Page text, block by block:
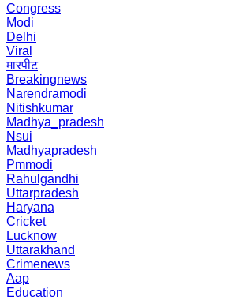
Congress
Modi
Delhi
Viral
मारपीट
Breakingnews
Narendramodi
Nitishkumar
Madhya_pradesh
Nsui
Madhyapradesh
Pmmodi
Rahulgandhi
Uttarpradesh
Haryana
Cricket
Lucknow
Uttarakhand
Crimenews
Aap
Education